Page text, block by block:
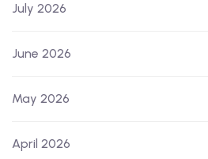
July 2026
June 2026
May 2026
April 2026